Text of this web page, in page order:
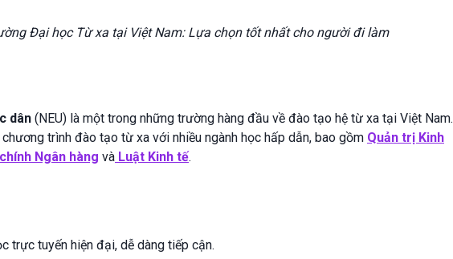
Đại học Từ xa tại Việt Nam: Lựa chọn tốt nhất cho người đi làm
dân (NEU) là một trong những trường hàng đầu về đào tạo hệ từ xa tại Việt Nam.
trình đào tạo từ xa với nhiều ngành học hấp dẫn, bao gồm Quản trị Kinh
Ngân hàng và Luật Kinh tế.
trực tuyến hiện đại, dễ dàng tiếp cận.